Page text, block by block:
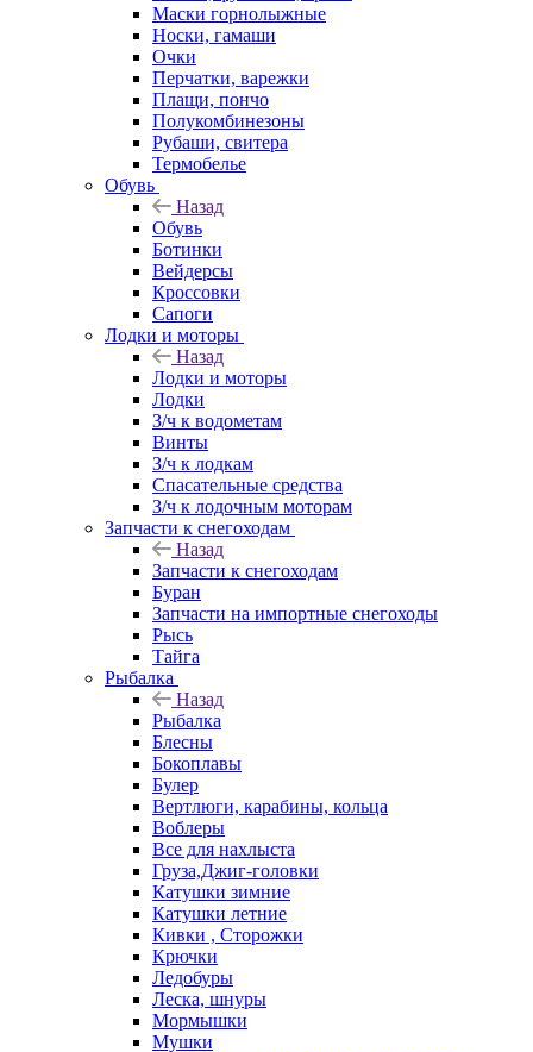
Маски горнолыжные
Носки, гамаши
Очки
Перчатки, варежки
Плащи, пончо
Полукомбинезоны
Рубаши, свитера
Термобелье
Обувь
Назад
Обувь
Ботинки
Вейдерсы
Кроссовки
Сапоги
Лодки и моторы
Назад
Лодки и моторы
Лодки
З/ч к водометам
Винты
З/ч к лодкам
Спасательные средства
З/ч к лодочным моторам
Запчасти к снегоходам
Назад
Запчасти к снегоходам
Буран
Запчасти на импортные снегоходы
Рысь
Тайга
Рыбалка
Назад
Рыбалка
Блесны
Бокоплавы
Булер
Вертлюги, карабины, кольца
Воблеры
Все для нахлыста
Груза,Джиг-головки
Катушки зимние
Катушки летние
Кивки , Сторожки
Крючки
Ледобуры
Леска, шнуры
Мормышки
Мушки